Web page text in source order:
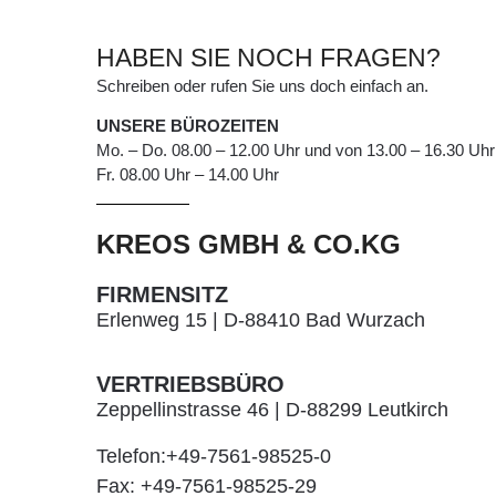
HABEN SIE NOCH FRAGEN?
Schreiben oder rufen Sie uns doch einfach an.
UNSERE BÜROZEITEN
Mo. – Do. 08.00 – 12.00 Uhr und von 13.00 – 16.30
Fr. 08.00 Uhr – 14.00 Uhr
KREOS GMBH & CO.KG
FIRMENSITZ
Erlenweg 15 | D-88410 Bad Wurzach
VERTRIEBSBÜRO
Zeppellinstrasse 46 | D-88299 Leutkirch
Telefon:+49-7561-98525-0
Fax: +49-7561-98525-29